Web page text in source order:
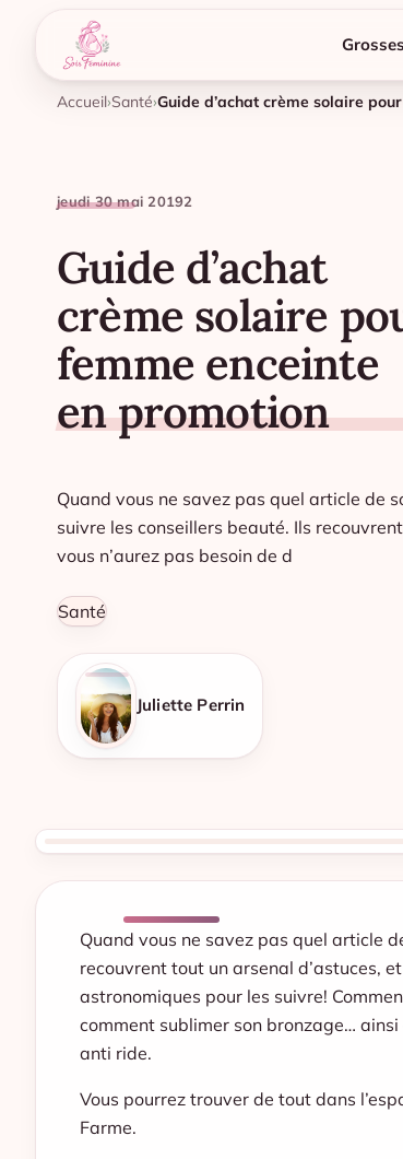
Accueil Santé Guide d’achat crème solaire
jeudi 30 mai 20192
Guide d’achat
crème solaire
femme enceinte
en promotion
Quand vous ne savez pas quel article de
suivre les conseillers beauté. Ils
vous n’aurez pas besoin de d
Santé
Juliette Perrin
Quand vous ne savez pas quel article
recouvrent tout un arsenal d’astuces,
astronomiques pour les suivre!
comment sublimer son bronzage…
anti ride.
Vous pourrez trouver de tout dans
Farme.